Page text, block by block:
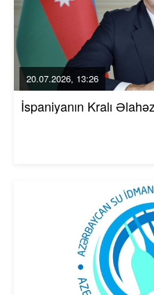
20.07.2026, 13:26
İspaniyanın Kralı